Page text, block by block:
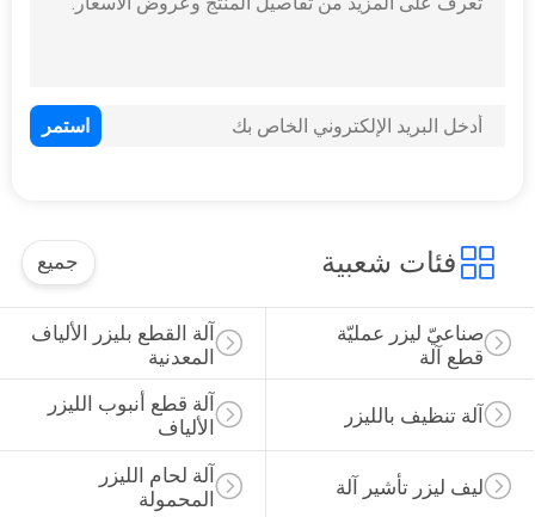
فئات شعبية جميع
آلة القطع بليزر الألياف
المعدنية
صناعيّ ليزر عمليّة
قطع آلة
آلة قطع أنبوب الليزر
الألياف
آلة تنظيف بالليزر
آلة لحام الليزر
المحمولة
ليف ليزر تأشير آلة